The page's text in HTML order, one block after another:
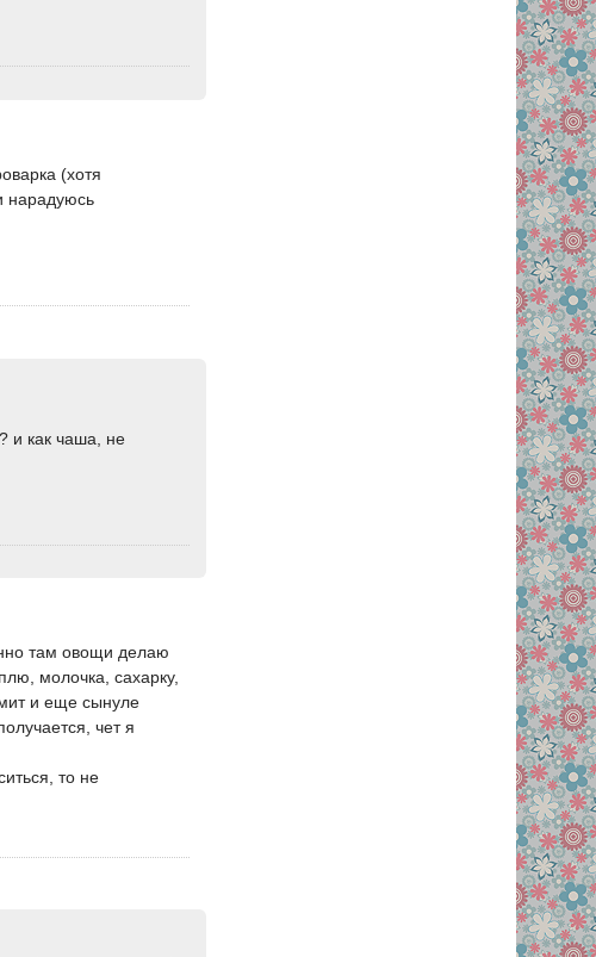
(хотя
нарадуюсь
и как чаша, не
там овощи делаю
молочка, сахарку,
и еще сынуле
чет я
то не